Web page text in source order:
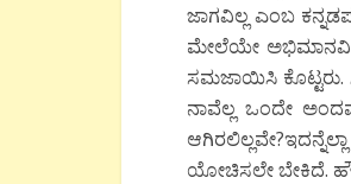
ಜಾಗವಿಲ್ಲ ಎಂಬ
ಮೇಲೆಯೇ
ಸಮಜಾಯಿಸಿ ಕೊಟ್ಟರು.
ನಾವೆಲ್ಲ ಒಂದೇ
ಯೋಚಿಸಲೇ ಬೇಕಿದೆ.